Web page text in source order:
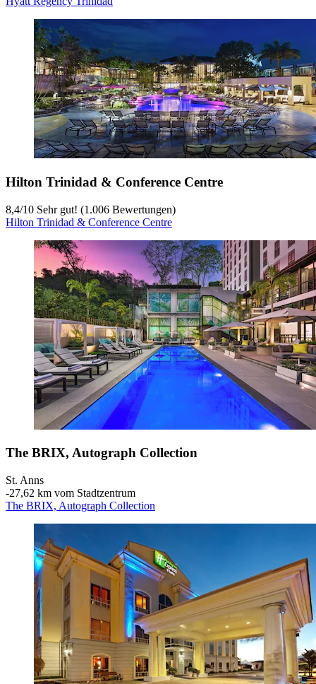
Hilton Trinidad & Conference Centre
8,4/10 Sehr gut! (1.006 Bewertungen)
Hilton Trinidad & Conference Centre
The BRIX, Autograph Collection
St. Anns
‐27,62 km vom Stadtzentrum
The BRIX, Autograph Collection